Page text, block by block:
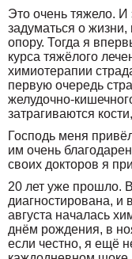
Это очень тяжело. И
задуматься о
опору. Тогда я
курса тяжёлого
химиотерапии
первую очередь
желудочно-
затрагиваются
Господь меня
им очень
своих докторов я
20 лет уже прошло.
диагностирована,
августа началась
днём рождения, в
если честно, я ещё